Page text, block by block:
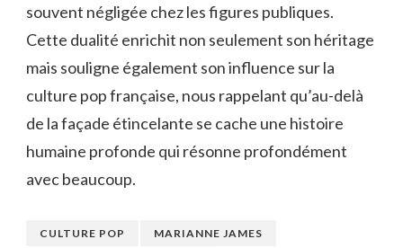
souvent négligée chez les figures publiques.
Cette dualité enrichit non seulement son héritage
mais souligne également son influence sur la
culture pop française, nous rappelant qu’au-delà
de la façade étincelante se cache une histoire
humaine profonde qui résonne profondément
avec beaucoup.
CULTURE POP MARIANNE JAMES